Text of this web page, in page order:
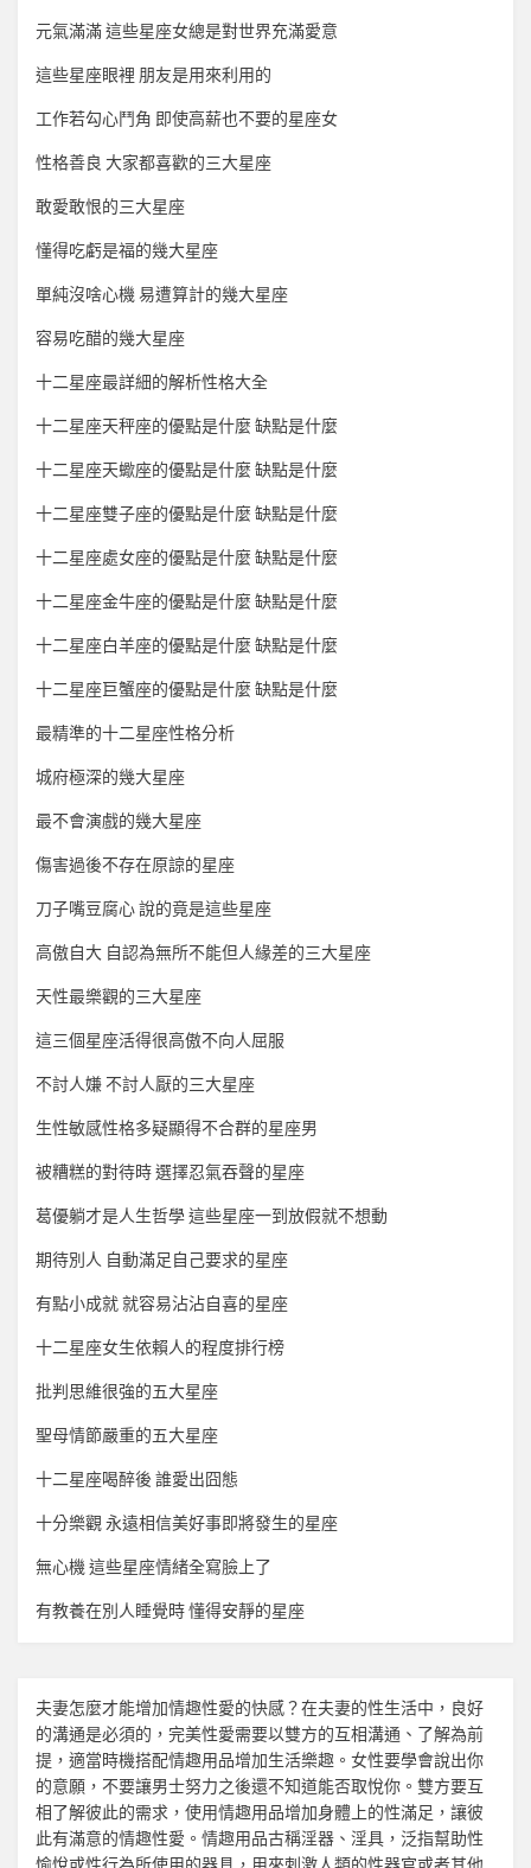
元氣滿滿 這些星座女總是對世界充滿愛意
這些星座眼裡 朋友是用來利用的
工作若勾心鬥角 即使高薪也不要的星座女
性格善良 大家都喜歡的三大星座
敢愛敢恨的三大星座
懂得吃虧是福的幾大星座
單純沒啥心機 易遭算計的幾大星座
容易吃醋的幾大星座
十二星座最詳細的解析性格大全
十二星座天秤座的優點是什麼 缺點是什麼
十二星座天蠍座的優點是什麼 缺點是什麼
十二星座雙子座的優點是什麼 缺點是什麼
十二星座處女座的優點是什麼 缺點是什麼
十二星座金牛座的優點是什麼 缺點是什麼
十二星座白羊座的優點是什麼 缺點是什麼
十二星座巨蟹座的優點是什麼 缺點是什麼
最精準的十二星座性格分析
城府極深的幾大星座
最不會演戲的幾大星座
傷害過後不存在原諒的星座
刀子嘴豆腐心 說的竟是這些星座
高傲自大 自認為無所不能但人緣差的三大星座
天性最樂觀的三大星座
這三個星座活得很高傲不向人屈服
不討人嫌 不討人厭的三大星座
生性敏感性格多疑顯得不合群的星座男
被糟糕的對待時 選擇忍氣吞聲的星座
葛優躺才是人生哲學 這些星座一到放假就不想動
期待別人 自動滿足自己要求的星座
有點小成就 就容易沾沾自喜的星座
十二星座女生依賴人的程度排行榜
批判思維很強的五大星座
聖母情節嚴重的五大星座
十二星座喝醉後 誰愛出囧態
十分樂觀 永遠相信美好事即將發生的星座
無心機 這些星座情緒全寫臉上了
有教養在別人睡覺時 懂得安靜的星座
夫妻怎麼才能增加情趣性愛的快感？在夫妻的性生活中，良好
的溝通是必須的，完美性愛需要以雙方的互相溝通、了解為前
提，適當時機搭配情趣用品增加生活樂趣。女性要學會說出你
的意願，不要讓男士努力之後還不知道能否取悅你。雙方要互
相了解彼此的需求，使用情趣用品增加身體上的性滿足，讓彼
此有滿意的情趣性愛。 情趣用品古稱淫器、淫具，泛指幫助性